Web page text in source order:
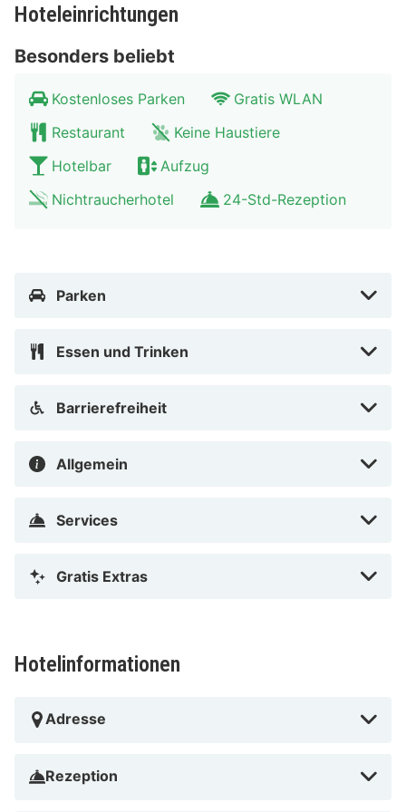
oder den öffentlichen Verkehrsmitteln sehr gut zu
erreichen! Die Stadt bietet Ihnen wunderbare
das Filmmuseum und das Anne Frank Haus.
Hoteleinrichtungen
Besonders beliebt
Kostenloses Parken
Gratis WLAN
Restaurant
Keine Haustiere
Hotelbar
Aufzug
Nichtraucherhotel
24-Std-Rezeption
Parken
Essen und Trinken
Barrierefreiheit
Allgemein
Services
Gratis Extras
Hotelinformationen
Adresse
Rezeption